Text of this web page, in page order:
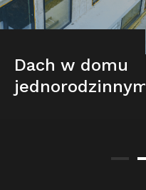
Dach w domu
jednorodzinnym